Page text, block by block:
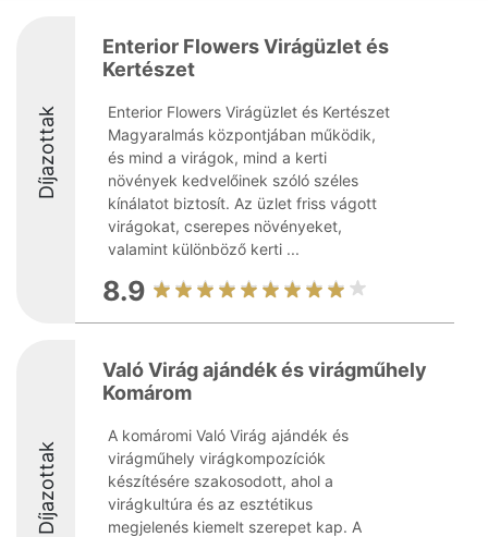
Díjazottak
Enterior Flowers Virágüzlet és
Kertészet
Enterior Flowers Virágüzlet és Kertészet
Magyaralmás központjában működik,
és mind a virágok, mind a kerti
növények kedvelőinek szóló széles
kínálatot biztosít. Az üzlet friss vágott
virágokat, cserepes növényeket,
valamint különböző kerti ...
8.9
Díjazottak
Való Virág ajándék és virágműhely
Komárom
A komáromi Való Virág ajándék és
virágműhely virágkompozíciók
készítésére szakosodott, ahol a
virágkultúra és az esztétikus
megjelenés kiemelt szerepet kap. A